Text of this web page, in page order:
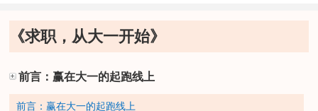
《求职，从大一开始》
前言：赢在大一的起跑线上
前言：赢在大一的起跑线上